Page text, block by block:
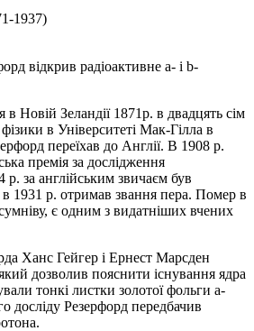
1937)
відкрив радіоактивне a- і b-
Новій Зеландії 1871р. в двадцять сім
в Університеті Мак-Гілла в
переїхав до Англії. В 1908 р.
премія за дослідження
р. за англійським звичаєм був
1931 р. отримав звання пера. Помер в
є одним з видатніших вчених
Ханс Гейгер і Ернест Марсден
дозволив пояснити існування ядра
тонкі листки золотої фольги a-
досліду Резерфорд передбачив